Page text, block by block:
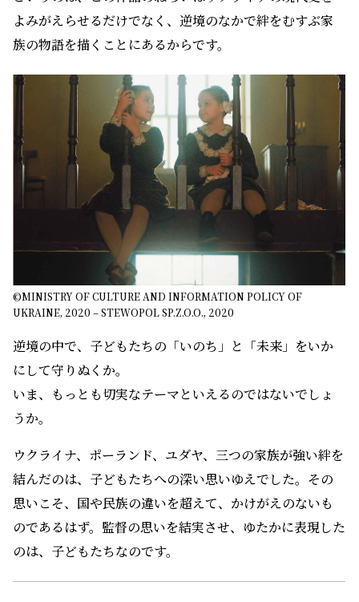
よみがえらせるだけでなく、逆境のなかで絆をむすぶ家
族の物語を描くことにあるからです。
©MINISTRY OF CULTURE AND INFORMATION POLICY OF
UKRAINE, 2020 – STEWOPOL SP.Z.O.O., 2020
逆境の中で、子どもたちの「いのち」と「未来」をいか
にして守りぬくか。
いま、もっとも切実なテーマといえるのではないでしょ
うか。
ウクライナ、ポーランド、ユダヤ、三つの家族が強い絆を
結んだのは、子どもたちへの深い思いゆえでした。その
思いこそ、国や民族の違いを超えて、かけがえのないも
のであるはず。監督の思いを結実させ、ゆたかに表現した
のは、子どもたちなのです。